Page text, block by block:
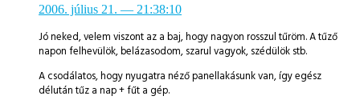
2006. július 21. — 21:38:10
Jó neked, velem viszont az a baj, hogy nagyon rosszul tűröm. A tűző
napon felhevülök, belázasodom, szarul vagyok, szédülök stb.
A csodálatos, hogy nyugatra néző panellakásunk van, így egész
délután tűz a nap + fűt a gép.